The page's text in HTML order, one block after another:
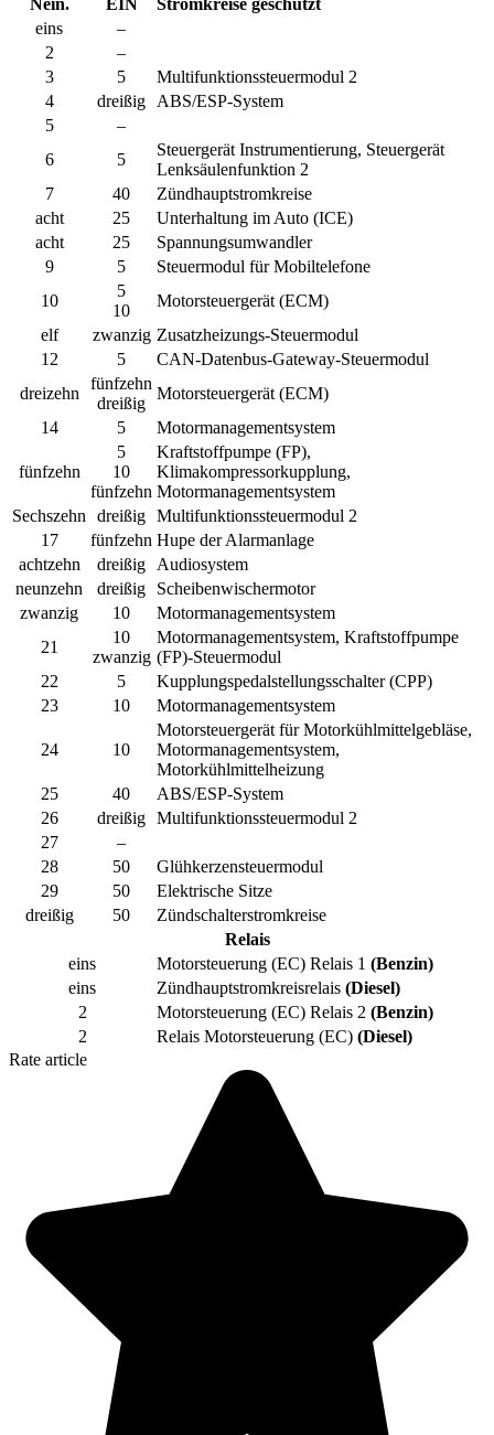
eins
–
2
–
3
5
Multifunktionssteuermodul 2
4
dreißig
ABS/ESP-System
5
–
6
5
Steuergerät Instrumentierung, Steuergerät
Lenksäulenfunktion 2
7
40
Zündhauptstromkreise
acht
25
Unterhaltung im Auto (ICE)
acht
25
Spannungsumwandler
9
5
Steuermodul für Mobiltelefone
10
5
10
Motorsteuergerät (ECM)
elf
zwanzig Zusatzheizungs-Steuermodul
12
5
CAN-Datenbus-Gateway-Steuermodul
dreizehn
fünfzehn
dreißig
Motorsteuergerät (ECM)
14
5 Motormanagementsystem
fünfzehn
5
10
fünfzehn
Kraftstoffpumpe (FP),
Klimakompressorkupplung,
Motormanagementsystem
Sechszehn
dreißig Multifunktionssteuermodul 2
17
fünfzehn Hupe der Alarmanlage
achtzehn
dreißig
Audiosystem
neunzehn
dreißig
Scheibenwischermotor
zwanzig
10
Motormanagementsystem
21
10
zwanzig
Motormanagementsystem, Kraftstoffpumpe
(FP)-Steuermodul
22
5
Kupplungspedalstellungsschalter (CPP)
23
10 Motormanagementsystem
24 10
Motorsteuergerät für Motorkühlmittelgebläse,
Motormanagementsystem,
Motorkühlmittelheizung
25
40
ABS/ESP-System
26
dreißig Multifunktionssteuermodul 2
27
–
28
50
Glühkerzensteuermodul
29
50
Elektrische Sitze
dreißig
50
Zündschalterstromkreise
Relais
eins
Motorsteuerung (EC) Relais 1 (Benzin)
eins
Zündhauptstromkreisrelais (Diesel)
2
Motorsteuerung (EC) Relais 2 (Benzin)
2
Relais Motorsteuerung (EC) (Diesel)
Rate article